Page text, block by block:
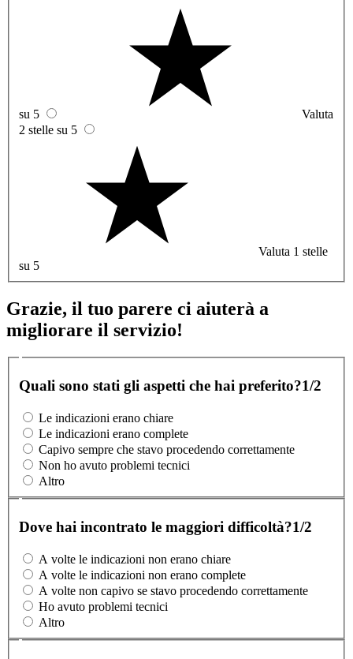
su 5
Valuta
2 stelle su 5
Valuta 1 stelle
su 5
Grazie, il tuo parere ci aiuterà a
migliorare il servizio!
Quali sono stati gli aspetti che hai preferito?1/2
Le indicazioni erano chiare
Le indicazioni erano complete
Capivo sempre che stavo procedendo correttamente
Non ho avuto problemi tecnici
Altro
Dove hai incontrato le maggiori difficoltà?1/2
A volte le indicazioni non erano chiare
A volte le indicazioni non erano complete
A volte non capivo se stavo procedendo correttamente
Ho avuto problemi tecnici
Altro